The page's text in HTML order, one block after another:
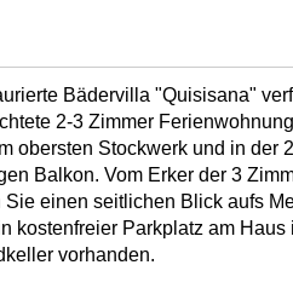
Bädervilla "Quisisana"
2-3 Zimmer
obersten Stockwerk und in der
Balkon. Vom Erker der 3
einen seitlichen Blick aufs
kostenfreier Parkplatz am Haus
vorhanden.